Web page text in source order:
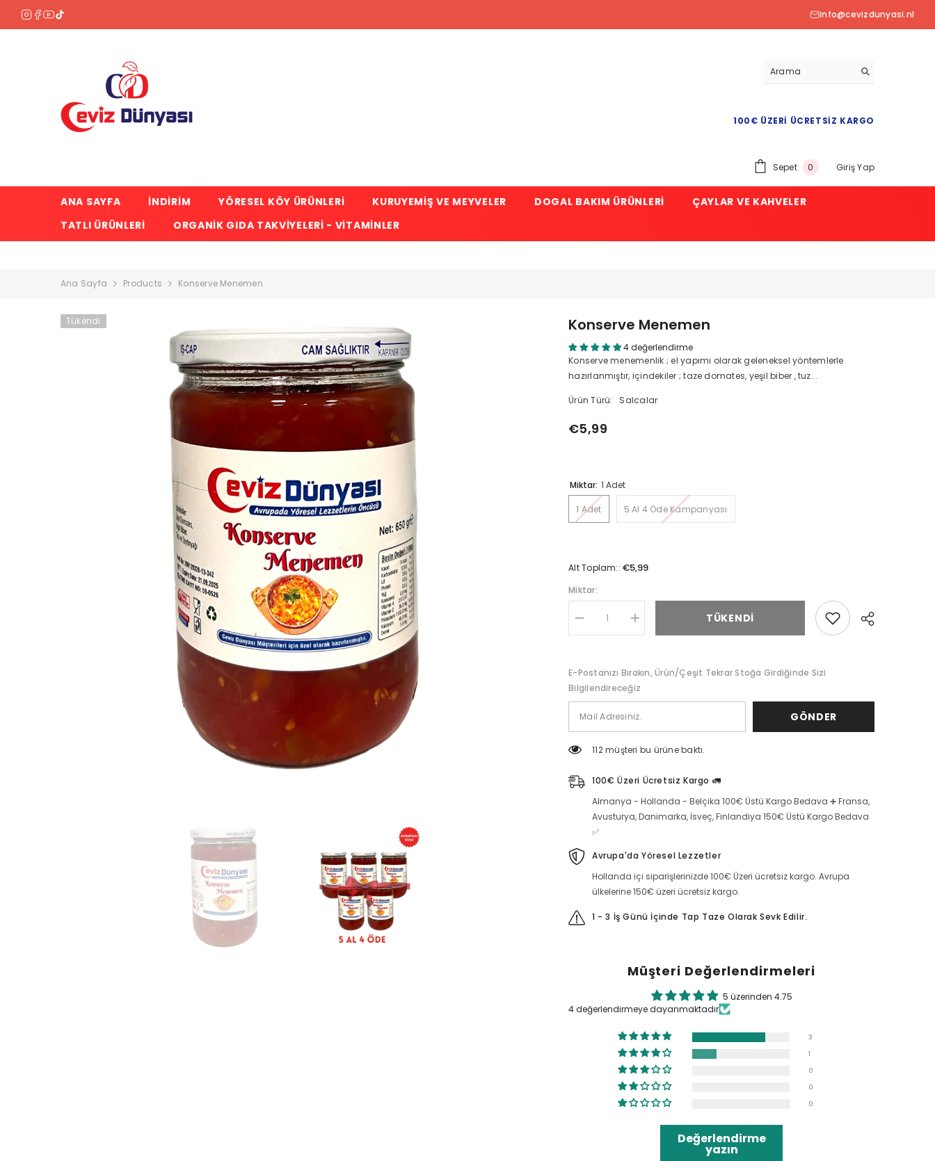
info@cevizdunyasi.nl
100€ ÜZERI ÜCRETSIZ KARGO
Sepet 0 0
Giriş Yap
ANA SAYFA İNDİRİM YÖRESEL KÖY ÜRÜNLERI KURUYEMIŞ VE MEYVELER DOGAL BAKIM ÜRÜNLERI
ÇAYLAR VE KAHVELER
TATLI ÜRÜNLERI
ORGANIK GIDA TAKVIYELERI - VITAMINLER
Ana Sayfa Products Konserve Menemen
Tükendi Konserve Menemen
4 değerlendirme
Konserve menemenlik ; el yapımı olarak geleneksel yöntemlerle
hazırlanmıştır, içindekiler ; taze domates, yeşil biber , tuz...
Ürün Türü: Salcalar
€5,99
Miktar: 1 Adet
1 Adet 5 Al 4 Öde Kampanyası
Alt Toplam::€5,99
Miktar:
Konserve
menemen
Konserve
menemen
TÜKENDI
E-Postanızı Bırakın, Ürün/çeşit Tekrar Stoğa Girdiğinde Sizi
Bilgilendireceğiz
GÖNDER
112 müşteri bu ürüne baktı.
100€ Üzeri Ücretsiz Kargo 🚛
Almanya - Hollanda - Belçika 100€ Üstü Kargo Bedava ➕ Fransa,
Avusturya, Danimarka, İsveç, Finlandiya 150€ Üstü Kargo Bedava
✅
Avrupa'da Yöresel Lezzetler
Hollanda içi siparişlerinizde 100€ Üzeri ücretsiz kargo. Avrupa
ülkelerine 150€ üzeri ücretsiz kargo.
1 - 3 İş Günü İçinde Tap Taze Olarak Sevk Edilir.
Müşteri Değerlendirmeleri
5 üzerinden 4.75
4 değerlendirmeye dayanmaktadır
3
1
0
0
0
Değerlendirme
yazın